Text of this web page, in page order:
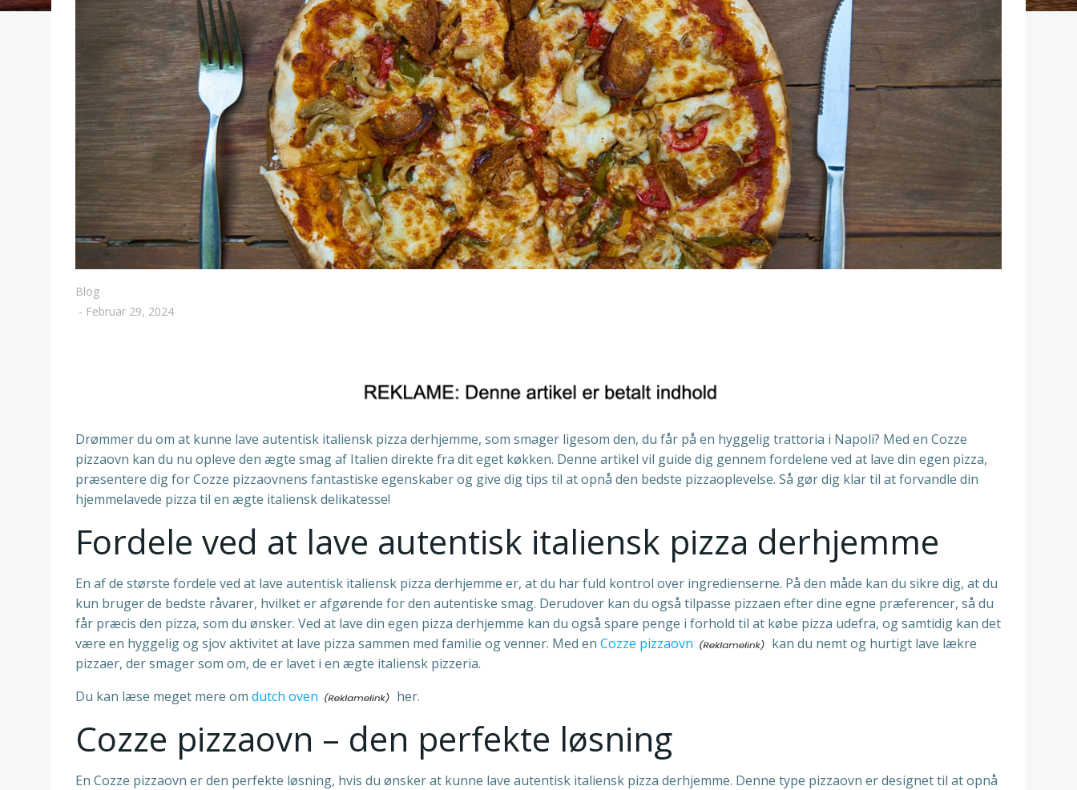
Blog
- Februar 29, 2024
Drømmer du om at kunne lave autentisk italiensk pizza derhjemme, som smager ligesom den, du får på en hyggelig trattoria i Napoli? Med en Cozze
pizzaovn kan du nu opleve den ægte smag af Italien direkte fra dit eget køkken. Denne artikel vil guide dig gennem fordelene ved at lave din egen pizza,
præsentere dig for Cozze pizzaovnens fantastiske egenskaber og give dig tips til at opnå den bedste pizzaoplevelse. Så gør dig klar til at forvandle din
hjemmelavede pizza til en ægte italiensk delikatesse!
Fordele ved at lave autentisk italiensk pizza derhjemme
En af de største fordele ved at lave autentisk italiensk pizza derhjemme er, at du har fuld kontrol over ingredienserne. På den måde kan du sikre dig, at du
kun bruger de bedste råvarer, hvilket er afgørende for den autentiske smag. Derudover kan du også tilpasse pizzaen efter dine egne præferencer, så du
får præcis den pizza, som du ønsker. Ved at lave din egen pizza derhjemme kan du også spare penge i forhold til at købe pizza udefra, og samtidig kan det
være en hyggelig og sjov aktivitet at lave pizza sammen med familie og venner. Med en Cozze pizzaovn
kan du nemt og hurtigt lave lækre
pizzaer, der smager som om, de er lavet i en ægte italiensk pizzeria.
Du kan læse meget mere om dutch oven her.
Cozze pizzaovn – den perfekte løsning
En Cozze pizzaovn er den perfekte løsning, hvis du ønsker at kunne lave autentisk italiensk pizza derhjemme. Denne type pizzaovn er designet til at opnå